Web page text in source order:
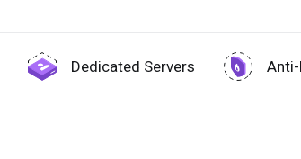
Dedicated Servers Anti-